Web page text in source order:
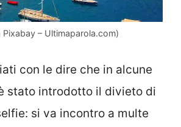
– Ultimaparola.com)
con le dire che in alcune
stato introdotto il divieto di
si va incontro a multe